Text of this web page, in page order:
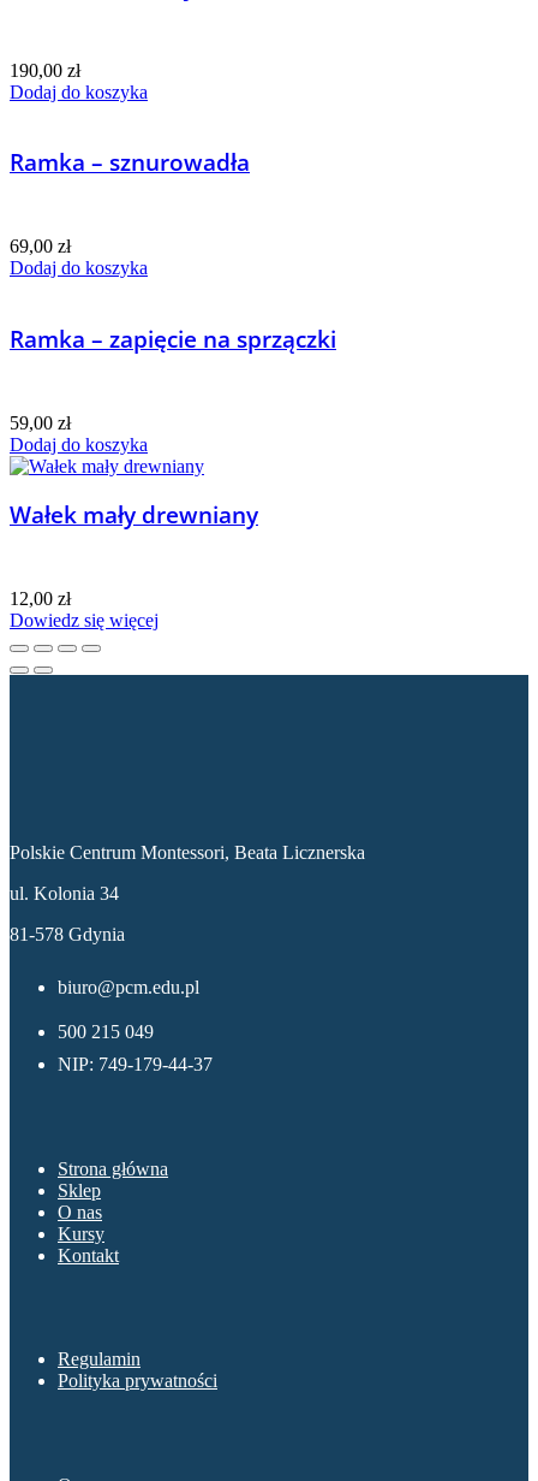
190,00 zł
Dodaj do koszyka
Ramka – sznurowadła
69,00 zł
Dodaj do koszyka
Ramka – zapięcie na sprzączki
59,00 zł
Dodaj do koszyka
Wałek mały drewniany
12,00 zł
Dowiedz się więcej
Polskie Centrum Montessori, Beata Licznerska
ul. Kolonia 34
81-578 Gdynia
biuro@pcm.edu.pl
500 215 049
NIP: 749-179-44-37
Strona główna
Sklep
O nas
Kursy
Kontakt
Regulamin
Polityka prywatności